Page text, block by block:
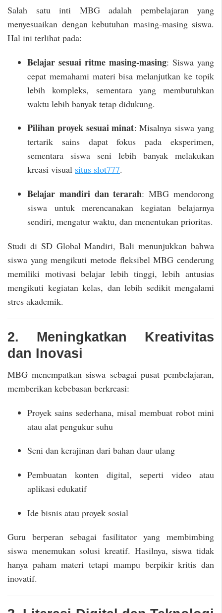
Salah satu inti MBG adalah pembelajaran yang
menyesuaikan dengan kebutuhan masing-masing siswa.
Hal ini terlihat pada:
Belajar sesuai ritme masing-masing: Siswa yang
cepat memahami materi bisa melanjutkan ke topik
lebih kompleks, sementara yang membutuhkan
waktu lebih banyak tetap didukung.
Pilihan proyek sesuai minat: Misalnya siswa yang
tertarik sains dapat fokus pada eksperimen,
sementara siswa seni lebih banyak melakukan
kreasi visual situs slot777.
Belajar mandiri dan terarah: MBG mendorong
siswa untuk merencanakan kegiatan belajarnya
sendiri, mengatur waktu, dan menentukan prioritas.
Studi di SD Global Mandiri, Bali menunjukkan bahwa
siswa yang mengikuti metode fleksibel MBG cenderung
memiliki motivasi belajar lebih tinggi, lebih antusias
mengikuti kegiatan kelas, dan lebih sedikit mengalami
stres akademik.
2. Meningkatkan Kreativitas
dan Inovasi
MBG menempatkan siswa sebagai pusat pembelajaran,
memberikan kebebasan berkreasi:
Proyek sains sederhana, misal membuat robot mini
atau alat pengukur suhu
Seni dan kerajinan dari bahan daur ulang
Pembuatan konten digital, seperti video atau
aplikasi edukatif
Ide bisnis atau proyek sosial
Guru berperan sebagai fasilitator yang membimbing
siswa menemukan solusi kreatif. Hasilnya, siswa tidak
hanya paham materi tetapi mampu berpikir kritis dan
inovatif.